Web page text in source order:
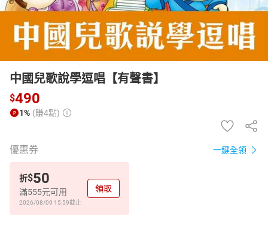
中國兒歌說學逗唱【有聲書】
$490
1% (賺4點)
優惠券 一鍵全領
折$50
滿555元可用
2026/08/09 15:59截止
領取